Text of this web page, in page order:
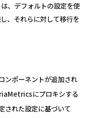
、デフォルトの設定を使
、それらに対して移行を
ンポーネントが追加され
にプロキシする
された設定に基づいて